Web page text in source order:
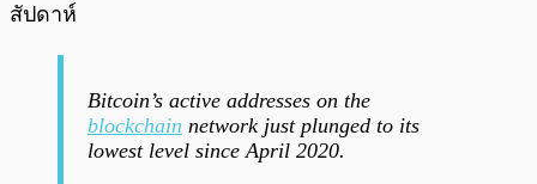
สัปดาห์
Bitcoin’s active addresses on the
blockchain network just plunged to its
lowest level since April 2020.